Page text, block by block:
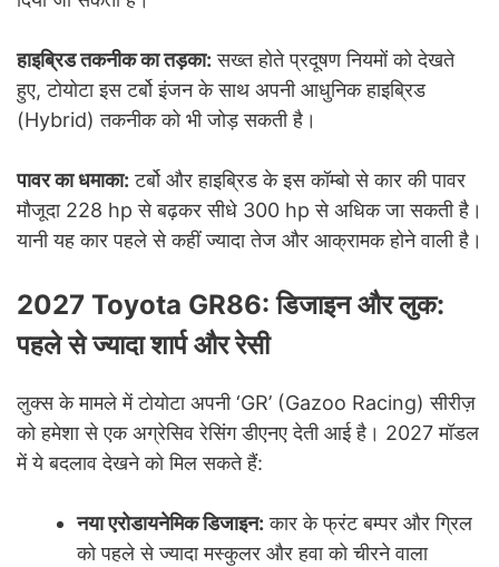
हाइब्रिड तकनीक का तड़का: सख्त होते प्रदूषण नियमों को देखते
हुए, टोयोटा इस टर्बो इंजन के साथ अपनी आधुनिक हाइब्रिड
(Hybrid) तकनीक को भी जोड़ सकती है।
पावर का धमाका: टर्बो और हाइब्रिड के इस कॉम्बो से कार की पावर
मौजूदा 228 hp से बढ़कर सीधे 300 hp से अधिक जा सकती है।
यानी यह कार पहले से कहीं ज्यादा तेज और आक्रामक होने वाली है।
2027 Toyota GR86: डिजाइन और लुक:
पहले से ज्यादा शार्प और रेसी
लुक्स के मामले में टोयोटा अपनी ‘GR’ (Gazoo Racing) सीरीज़
को हमेशा से एक अग्रेसिव रेसिंग डीएनए देती आई है। 2027 मॉडल
में ये बदलाव देखने को मिल सकते हैं:
नया एरोडायनेमिक डिजाइन: कार के फ्रंट बम्पर और ग्रिल
को पहले से ज्यादा मस्कुलर और हवा को चीरने वाला